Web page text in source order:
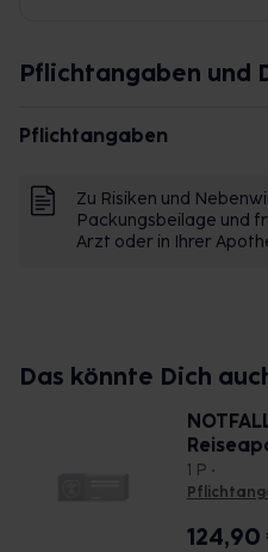
Pflichtangaben und
Pflichtangaben
Zu Risiken und
Packungsbeilage und
Arzt oder in Ihrer
Das könnte Dich
1 P •
124,90